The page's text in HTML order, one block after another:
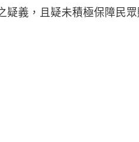
疑義，且疑未積極保障民